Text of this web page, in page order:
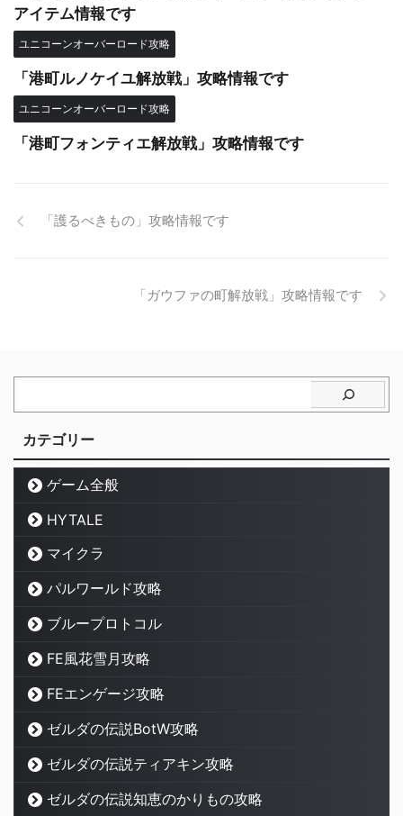
アイテム情報です
ユニコーンオーバーロード攻略
「港町ルノケイユ解放戦」攻略情報です
ユニコーンオーバーロード攻略
「港町フォンティエ解放戦」攻略情報です
「護るべきもの」攻略情報です
「ガウファの町解放戦」攻略情報です
カテゴリー
ゲーム全般
HYTALE
マイクラ
パルワールド攻略
ブループロトコル
FE風花雪月攻略
FEエンゲージ攻略
ゼルダの伝説BotW攻略
ゼルダの伝説ティアキン攻略
ゼルダの伝説知恵のかりもの攻略